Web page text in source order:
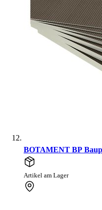
BOTAMENT BP
Artikel am Lager